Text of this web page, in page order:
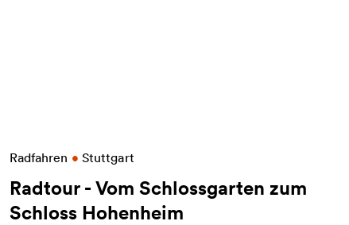
unter Teck
Radfahren • Stuttgart
Radtour - Vom Schlossgarten zum
Schloss Hohenheim
Weitere Informationen zu Radtour - Vom